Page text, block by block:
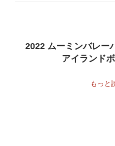
2022 ムーミンバレー
アイランド
もっと